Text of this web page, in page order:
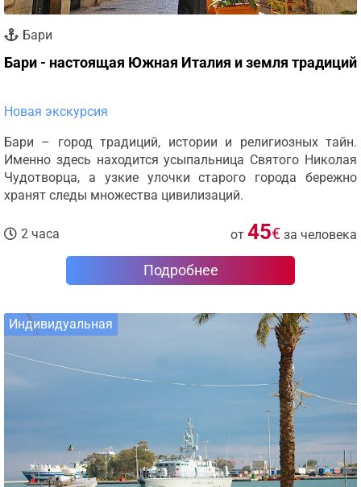
Бари
Бари - настоящая Южная Италия и земля традиций
Новая экскурсия
Бари – город традиций, истории и религиозных тайн.
Именно здесь находится усыпальница Святого Николая
Чудотворца, а узкие улочки старого города бережно
хранят следы множества цивилизаций.
2 часа от 45€ за человека
Подробнее
Индивидуальная